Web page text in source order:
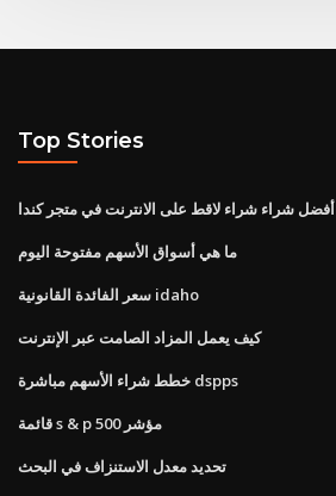
Top Stories
أفضل شراء شراء لاقط على الانترنت في متجر كندا
ما هي أسواق الأسهم مفتوحة اليوم
سعر الفائدة القانونية idaho
كيف يعمل المزاد الصامت عبر الإنترنت
خطط شراء الأسهم مباشرة dspps
قائمة s & p 500 مؤشر
تحديد معدل الاستنزاف في البحث